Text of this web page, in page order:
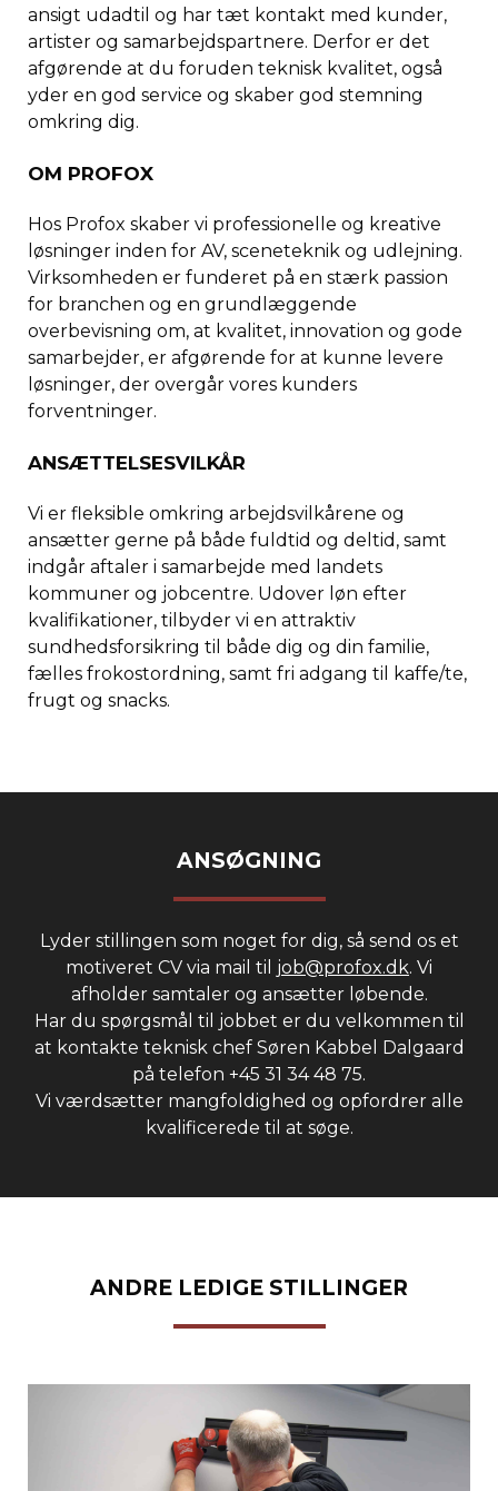
ansigt udadtil og har tæt kontakt med kunder,
artister og samarbejdspartnere. Derfor er det
afgørende at du foruden teknisk kvalitet, også
yder en god service og skaber god stemning
omkring dig.
OM PROFOX
Hos Profox skaber vi professionelle og kreative
løsninger inden for AV, sceneteknik og udlejning.
Virksomheden er funderet på en stærk passion
for branchen og en grundlæggende
overbevisning om, at kvalitet, innovation og gode
samarbejder, er afgørende for at kunne levere
løsninger, der overgår vores kunders
forventninger.
ANSÆTTELSESVILKÅR
Vi er fleksible omkring arbejdsvilkårene og
ansætter gerne på både fuldtid og deltid, samt
indgår aftaler i samarbejde med landets
kommuner og jobcentre. Udover løn efter
kvalifikationer, tilbyder vi en attraktiv
sundhedsforsikring til både dig og din familie,
fælles frokostordning, samt fri adgang til kaffe/te,
frugt og snacks.
ANSØGNING
Lyder stillingen som noget for dig, så send os et
motiveret CV via mail til job@profox.dk. Vi
afholder samtaler og ansætter løbende.
Har du spørgsmål til jobbet er du velkommen til
at kontakte teknisk chef Søren Kabbel Dalgaard
på telefon +45 31 34 48 75.
Vi værdsætter mangfoldighed og opfordrer alle
kvalificerede til at søge.
ANDRE LEDIGE STILLINGER